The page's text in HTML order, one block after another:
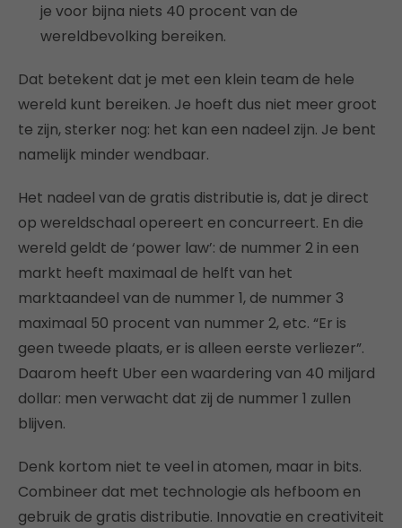
je voor bijna niets 40 procent van de
wereldbevolking bereiken.
Dat betekent dat je met een klein team de hele
wereld kunt bereiken. Je hoeft dus niet meer groot
te zijn, sterker nog: het kan een nadeel zijn. Je bent
namelijk minder wendbaar.
Het nadeel van de gratis distributie is, dat je direct
op wereldschaal opereert en concurreert. En die
wereld geldt de ‘power law’: de nummer 2 in een
markt heeft maximaal de helft van het
marktaandeel van de nummer 1, de nummer 3
maximaal 50 procent van nummer 2, etc. “Er is
geen tweede plaats, er is alleen eerste verliezer”.
Daarom heeft Uber een waardering van 40 miljard
dollar: men verwacht dat zij de nummer 1 zullen
blijven.
Denk kortom niet te veel in atomen, maar in bits.
Combineer dat met technologie als hefboom en
gebruik de gratis distributie. Innovatie en creativiteit